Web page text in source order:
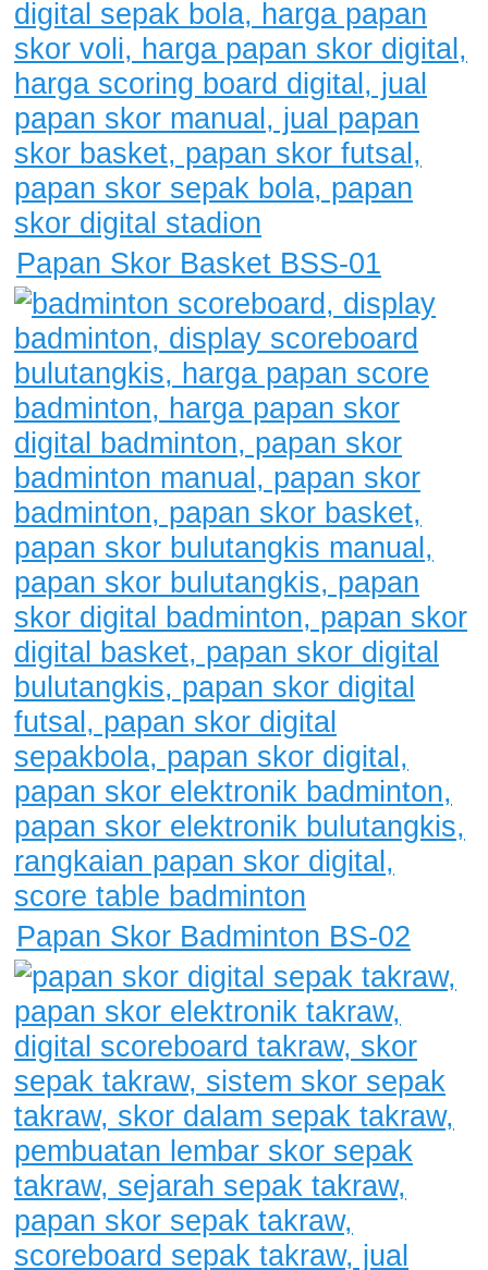
Papan Skor Basket BSS-01
Papan Skor Badminton BS-02